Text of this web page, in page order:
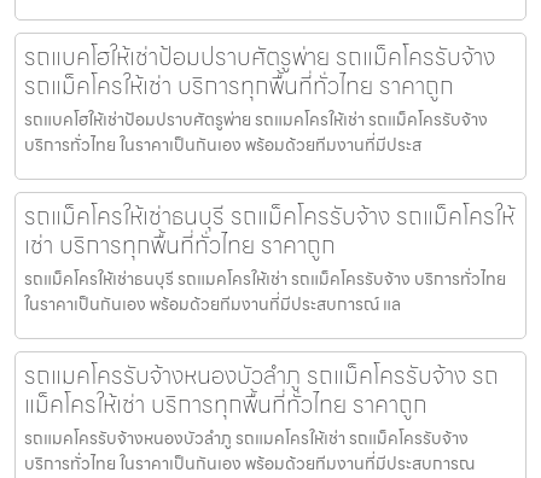
รถแบคโฮให้เช่าป้อมปราบศัตรูพ่าย รถแม็คโครรับจ้าง
รถแม็คโครให้เช่า บริการทุกพื้นที่ทั่วไทย ราคาถูก
รถแบคโฮให้เช่าป้อมปราบศัตรูพ่าย รถแมคโครให้เช่า รถแม็คโครรับจ้าง
บริการทั่วไทย ในราคาเป็นกันเอง พร้อมด้วยทีมงานที่มีประส
รถแม็คโครให้เช่าธนบุรี รถแม็คโครรับจ้าง รถแม็คโครให้
เช่า บริการทุกพื้นที่ทั่วไทย ราคาถูก
รถแม็คโครให้เช่าธนบุรี รถแมคโครให้เช่า รถแม็คโครรับจ้าง บริการทั่วไทย
ในราคาเป็นกันเอง พร้อมด้วยทีมงานที่มีประสบการณ์ แล
รถแมคโครรับจ้างหนองบัวลำภู รถแม็คโครรับจ้าง รถ
แม็คโครให้เช่า บริการทุกพื้นที่ทั่วไทย ราคาถูก
รถแมคโครรับจ้างหนองบัวลำภู รถแมคโครให้เช่า รถแม็คโครรับจ้าง
บริการทั่วไทย ในราคาเป็นกันเอง พร้อมด้วยทีมงานที่มีประสบการณ